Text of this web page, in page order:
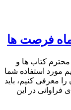
ماه فرصت ها
کتاب ها و
مورد استفاده شما
معرفی کنیم، باید
در این